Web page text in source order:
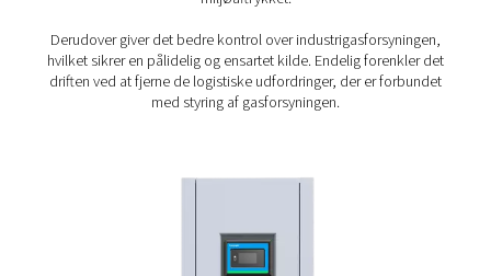
masse nitrogen, hvilket gør det vigtigt at
gasomkostningerne under kontrol.
til 3D-print – den
løsning